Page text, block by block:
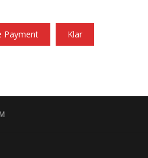
Payment Klar